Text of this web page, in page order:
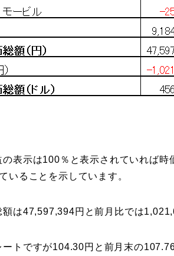
表示は100％と表示されていれば
いることを示しています。
額は47,597,394円と前月比では
ートですが104.30円と前月末の